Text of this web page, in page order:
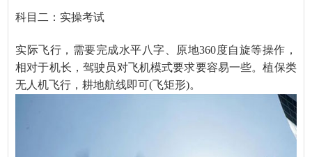
科目二：实操考试
实际飞行，需要完成水平八字、原地360度自旋等操作，
相对于机长，驾驶员对飞机模式要求要容易一些。植保类
无人机飞行，耕地航线即可(飞矩形)。